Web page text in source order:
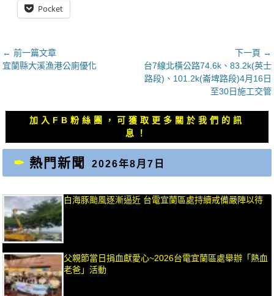
Pocket
文
章
← 前一篇文章
上
宜蘭縣大溪漁港公廁優化
下一頁 →
下
章：
台7線北橫公路74.6k、83.2k(英士
路段)、101.2k(崙埤路段)4月16日
至30日施工交管
加入FB粉絲團，可獲取更多關於我們的訊
息！
熱門新聞 2026年8月7日
白海豚颱風逐漸逼近 台電宜蘭區處持續戒備嚴陣以待
父親節當日捐血獻愛心~2026台電宜蘭區處舉辦「熱血
老爸」活動